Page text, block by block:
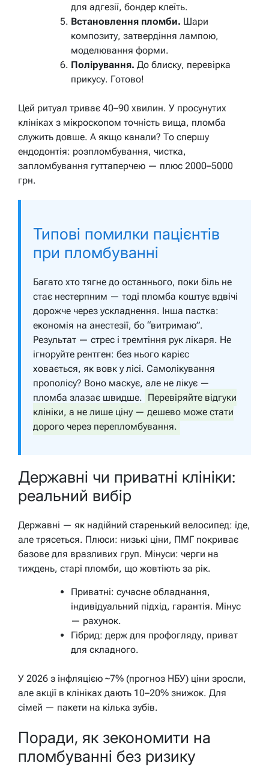
для адгезії, бондер клеїть.
Встановлення пломби. Шари
композиту, затвердіння лампою,
моделювання форми.
Полірування. До блиску, перевірка
прикусу. Готово!
Цей ритуал триває 40–90 хвилин. У просунутих
клініках з мікроскопом точність вища, пломба
служить довше. А якщо канали? То спершу
ендодонтія: розпломбування, чистка,
запломбування гуттаперчею — плюс 2000–5000
грн.
Типові помилки пацієнтів
при пломбуванні
Багато хто тягне до останнього, поки біль не
стає нестерпним — тоді пломба коштує вдвічі
дорожче через ускладнення. Інша пастка:
економія на анестезії, бо “витримаю”.
Результат — стрес і тремтіння рук лікаря. Не
ігноруйте рентген: без нього карієс
ховається, як вовк у лісі. Самолікування
прополісу? Воно маскує, але не лікує —
пломба злазає швидше. Перевіряйте відгуки
клініки, а не лише ціну — дешево може стати
дорого через перепломбування.
Державні чи приватні клініки:
реальний вибір
Державні — як надійний старенький велосипед: їде,
але трясеться. Плюси: низькі ціни, ПМГ покриває
базове для вразливих груп. Мінуси: черги на
тиждень, старі пломби, що жовтіють за рік.
Приватні: сучасне обладнання,
індивідуальний підхід, гарантія. Мінус
— рахунок.
Гібрид: держ для профогляду, приват
для складного.
У 2026 з інфляцією ~7% (прогноз НБУ) ціни зросли,
але акції в клініках дають 10–20% знижок. Для
сімей — пакети на кілька зубів.
Поради, як зекономити на
пломбуванні без ризику